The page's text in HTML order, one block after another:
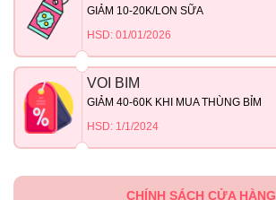
GIẢM 10-20K/LON SỮA
HSD: 01/01/2026
VOI BIM
GIẢM 40-60K KHI MUA THÙNG BỈM
HSD: 1/1/2024
CHÍNH SÁCH CỬA HÀNG